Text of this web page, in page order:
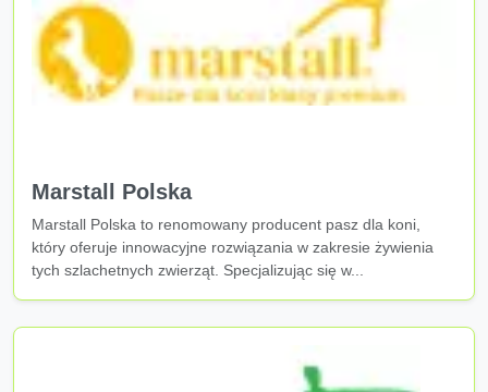
Marstall Polska
Marstall Polska to renomowany producent pasz dla koni,
który oferuje innowacyjne rozwiązania w zakresie żywienia
tych szlachetnych zwierząt. Specjalizując się w...